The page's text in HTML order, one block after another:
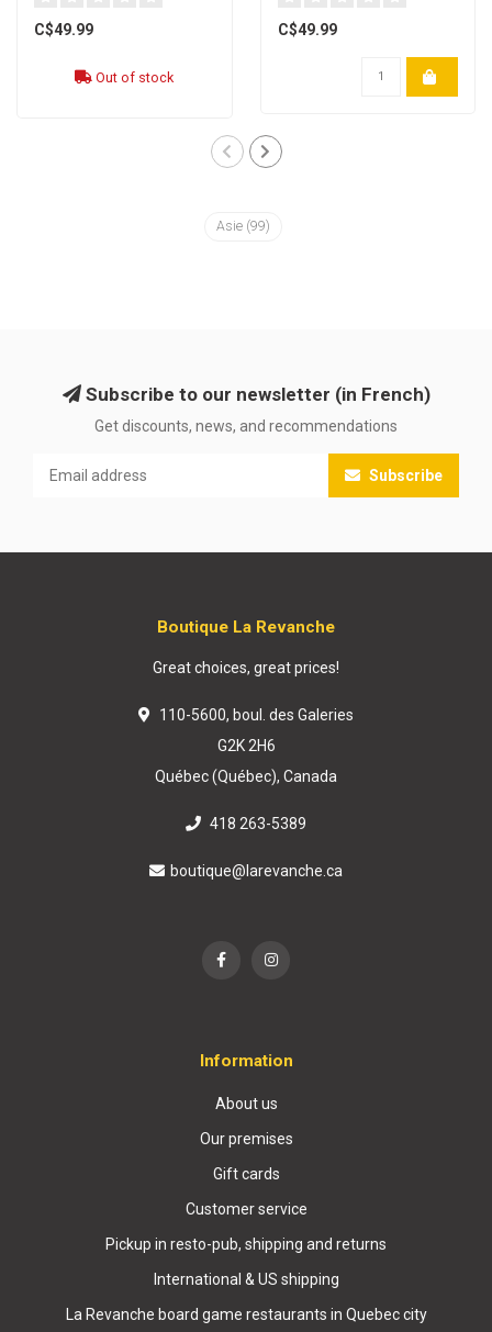
C$49.99
Out of stock
C$49.99
Asie (99)
Subscribe to our newsletter (in French)
Get discounts, news, and recommendations
Subscribe
Boutique La Revanche
Great choices, great prices!
110-5600, boul. des Galeries
G2K 2H6
Québec (Québec), Canada
418 263-5389
boutique@larevanche.ca
Information
About us
Our premises
Gift cards
Customer service
Pickup in resto-pub, shipping and returns
International & US shipping
La Revanche board game restaurants in Quebec city